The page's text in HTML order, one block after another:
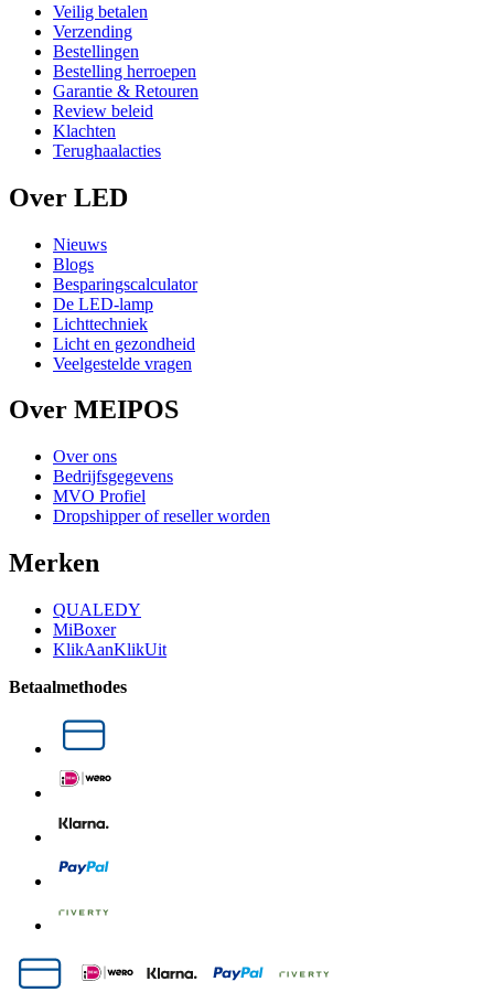
Veilig betalen
Verzending
Bestellingen
Bestelling herroepen
Garantie & Retouren
Review beleid
Klachten
Terughaalacties
Over LED
Nieuws
Blogs
Besparingscalculator
De LED-lamp
Lichttechniek
Licht en gezondheid
Veelgestelde vragen
Over MEIPOS
Over ons
Bedrijfsgegevens
MVO Profiel
Dropshipper of reseller worden
Merken
QUALEDY
MiBoxer
KlikAanKlikUit
Betaalmethodes